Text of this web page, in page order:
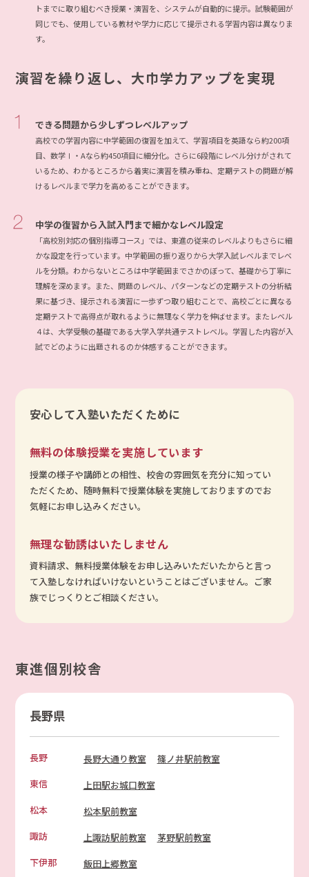
トまでに取り組むべき授業・演習を、システムが自動的に提示。試験範囲が
同じでも、使用している教材や学力に応じて提示される学習内容は異なりま
す。
演習を繰り返し、大巾学力アップを実現
できる問題から少しずつレベルアップ
高校での学習内容に中学範囲の復習を加えて、学習項目を英語なら約200項
目、数学Ⅰ・Aなら約450項目に細分化。さらに6段階にレベル分けがされて
いるため、わかるところから着実に演習を積み重ね、定期テストの問題が解
けるレベルまで学力を高めることができます。
中学の復習から入試入門まで細かなレベル設定
「高校別対応の個別指導コース」では、東進の従来のレベルよりもさらに細
かな設定を行っています。中学範囲の振り返りから大学入試レベルまでレベ
ルを分類。わからないところは中学範囲までさかのぼって、基礎から丁寧に
理解を深めます。また、問題のレベル、パターンなどの定期テストの分析結
果に基づき、提示される演習に一歩ずつ取り組むことで、高校ごとに異なる
定期テストで高得点が取れるように無理なく学力を伸ばせます。またレベル
４は、大学受験の基礎である大学入学共通テストレベル。学習した内容が入
試でどのように出題されるのか体感することができます。
安心して入塾いただくために
無料の体験授業を実施しています
授業の様子や講師との相性、校舎の雰囲気を充分に知ってい
ただくため、随時無料で授業体験を実施しておりますのでお
気軽にお申し込みください。
無理な勧誘はいたしません
資料請求、無料授業体験をお申し込みいただいたからと言っ
て入塾しなければいけないということはございません。ご家
族でじっくりとご相談ください。
東進個別校舎
長野県
長野 長野大通り教室
篠ノ井駅前教室
東信
上田駅お城口教室
松本
松本駅前教室
諏訪
上諏訪駅前教室
茅野駅前教室
下伊那
飯田上郷教室